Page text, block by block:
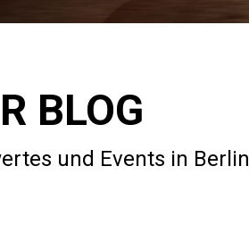
BLOG
und Events in Berlin